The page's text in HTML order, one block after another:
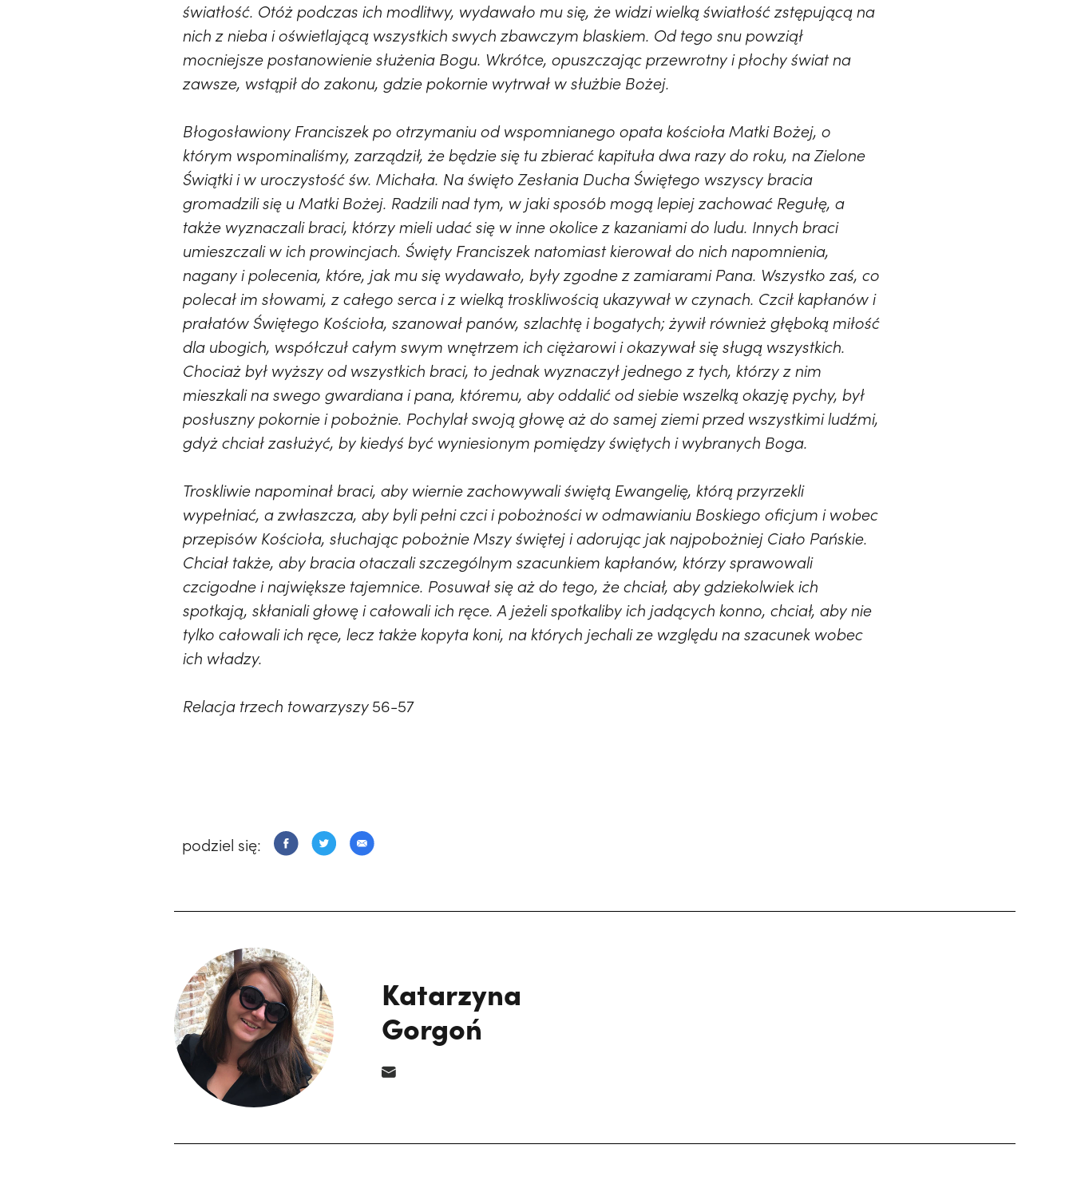
światłość. Otóż podczas ich modlitwy, wydawało mu się, że widzi wielką światłość zstępującą na
nich z nieba i oświetlającą wszystkich swych zbawczym blaskiem. Od tego snu powziął
mocniejsze postanowienie służenia Bogu. Wkrótce, opuszczając przewrotny i płochy świat na
zawsze, wstąpił do zakonu, gdzie pokornie wytrwał w służbie Bożej.
Błogosławiony Franciszek po otrzymaniu od wspomnianego opata kościoła Matki Bożej, o
którym wspominaliśmy, zarządził, że będzie się tu zbierać kapituła dwa razy do roku, na Zielone
Świątki i w uroczystość św. Michała. Na święto Zesłania Ducha Świętego wszyscy bracia
gromadzili się u Matki Bożej. Radzili nad tym, w jaki sposób mogą lepiej zachować Regułę, a
także wyznaczali braci, którzy mieli udać się w inne okolice z kazaniami do ludu. Innych braci
umieszczali w ich prowincjach. Święty Franciszek natomiast kierował do nich napomnienia,
nagany i polecenia, które, jak mu się wydawało, były zgodne z zamiarami Pana. Wszystko zaś, co
polecał im słowami, z całego serca i z wielką troskliwością ukazywał w czynach. Czcił kapłanów i
prałatów Świętego Kościoła, szanował panów, szlachtę i bogatych; żywił również głęboką miłość
dla ubogich, współczuł całym swym wnętrzem ich ciężarowi i okazywał się sługą wszystkich.
Chociaż był wyższy od wszystkich braci, to jednak wyznaczył jednego z tych, którzy z nim
mieszkali na swego gwardiana i pana, któremu, aby oddalić od siebie wszelką okazję pychy, był
posłuszny pokornie i pobożnie. Pochylał swoją głowę aż do samej ziemi przed wszystkimi ludźmi,
gdyż chciał zasłużyć, by kiedyś być wyniesionym pomiędzy świętych i wybranych Boga.
Troskliwie napominał braci, aby wiernie zachowywali świętą Ewangelię, którą przyrzekli
wypełniać, a zwłaszcza, aby byli pełni czci i pobożności w odmawianiu Boskiego oficjum i wobec
przepisów Kościoła, słuchając pobożnie Mszy świętej i adorując jak najpobożniej Ciało Pańskie.
Chciał także, aby bracia otaczali szczególnym szacunkiem kapłanów, którzy sprawowali
czcigodne i największe tajemnice. Posuwał się aż do tego, że chciał, aby gdziekolwiek ich
spotkają, skłaniali głowę i całowali ich ręce. A jeżeli spotkaliby ich jadących konno, chciał, aby nie
tylko całowali ich ręce, lecz także kopyta koni, na których jechali ze względu na szacunek wobec
ich władzy.
Relacja trzech towarzyszy56-57
podziel się:
Katarzyna
Gorgoń